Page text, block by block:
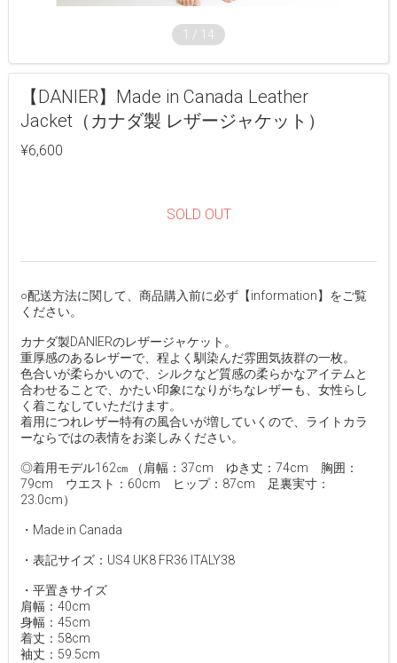
1 / 14
【DANIER】Made in Canada Leather
Jacket（カナダ製 レザージャケット）
¥6,600
SOLD OUT
○配送方法に関して、商品購入前に必ず【information】をご覧
ください。
カナダ製DANIERのレザージャケット。
重厚感のあるレザーで、程よく馴染んだ雰囲気抜群の一枚。
色合いが柔らかいので、シルクなど質感の柔らかなアイテムと
合わせることで、かたい印象になりがちなレザーも、女性らし
く着こなしていただけます。
着用につれレザー特有の風合いが増していくので、ライトカラ
ーならではの表情をお楽しみください。
◎着用モデル162㎝ （肩幅：37cm ゆき丈：74cm 胸囲：
79cm ウエスト：60cm ヒップ：87cm 足裏実寸：
23.0cm）
・Made in Canada
・表記サイズ：US4 UK8 FR36 ITALY38
・平置きサイズ
肩幅：40cm
身幅：45cm
着丈：58cm
袖丈：59.5cm